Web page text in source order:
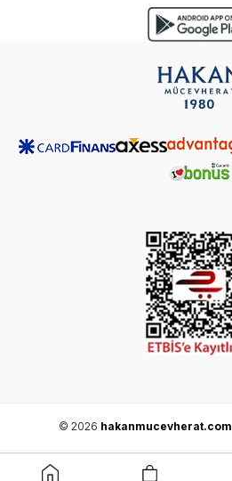
© 2026 hakanmucevherat.com